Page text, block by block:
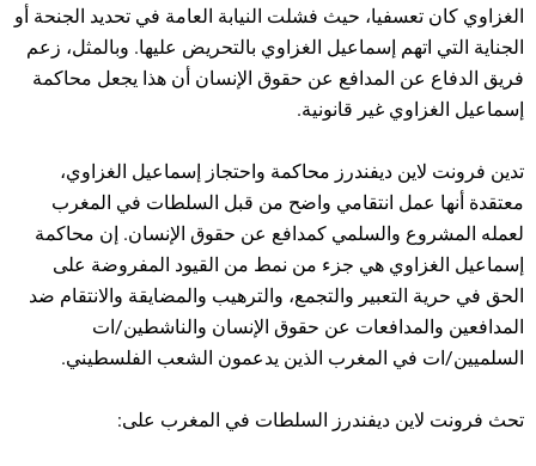
الغزاوي كان تعسفيا، حيث فشلت النيابة العامة في تحديد الجنحة أو
الجناية التي اتهم إسماعيل الغزاوي بالتحريض عليها. وبالمثل، زعم
فريق الدفاع عن المدافع عن حقوق الإنسان أن هذا يجعل محاكمة
إسماعيل الغزاوي غير قانونية.
تدين فرونت لاين ديفندرز محاكمة واحتجاز إسماعيل الغزاوي،
معتقدة أنها عمل انتقامي واضح من قبل السلطات في المغرب
لعمله المشروع والسلمي كمدافع عن حقوق الإنسان. إن محاكمة
إسماعيل الغزاوي هي جزء من نمط من القيود المفروضة على
الحق في حرية التعبير والتجمع، والترهيب والمضايقة والانتقام ضد
المدافعين والمدافعات عن حقوق الإنسان والناشطين/ات
السلميين/ات في المغرب الذين يدعمون الشعب الفلسطيني.
تحث فرونت لاين ديفندرز السلطات في المغرب على: